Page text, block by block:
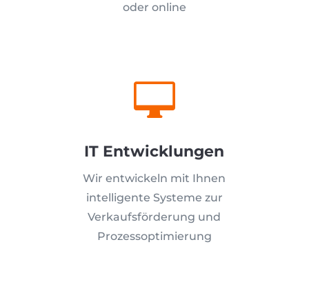
oder online

IT Entwicklungen
Wir entwickeln mit Ihnen
intelligente Systeme zur
Verkaufsförderung und
Prozessoptimierung